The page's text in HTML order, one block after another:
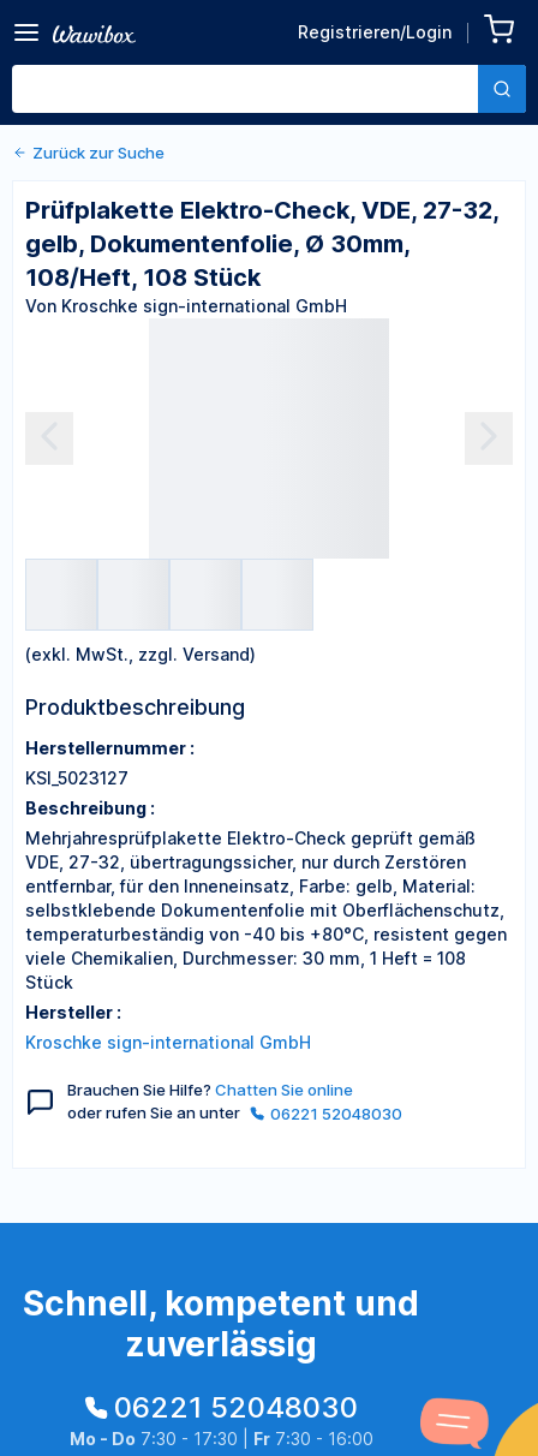
Registrieren/Login
Dokumentenfolie, Ø 30mm,
108/Heft, 108 Stück
Von Kroschke sign-international
Zurück zur Suche
Prüfplakette Elektro-Check, VDE, 27-32,
gelb, Dokumentenfolie, Ø 30mm,
108/Heft, 108 Stück
Von Kroschke sign-international GmbH
(exkl. MwSt., zzgl. Versand)
Produktbeschreibung
Herstellernummer :
KSI_5023127
Beschreibung :
Mehrjahresprüfplakette Elektro-Check geprüft gemäß
VDE, 27-32, übertragungssicher, nur durch Zerstören
entfernbar, für den Inneneinsatz, Farbe: gelb, Material:
selbstklebende Dokumentenfolie mit Oberflächenschutz,
temperaturbeständig von -40 bis +80°C, resistent gegen
viele Chemikalien, Durchmesser: 30 mm, 1 Heft = 108
Stück
Hersteller :
Kroschke sign-international GmbH
Brauchen Sie Hilfe? Chatten Sie online
oder rufen Sie an unter
06221 52048030
Schnell, kompetent und
zuverlässig
06221 52048030
Mo - Do 7:30 - 17:30 | Fr7:30 - 16:00